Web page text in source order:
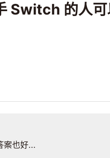
Switch 的人可
案也好...